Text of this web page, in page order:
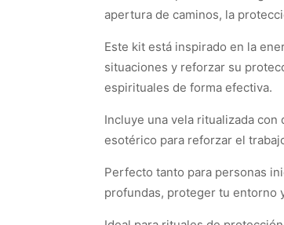
apertura de caminos, la
Este kit está inspirado en la
situaciones y reforzar su
espirituales de forma efectiva.
Incluye una vela ritualizada
esotérico para reforzar el
Perfecto tanto para personas
profundas, proteger tu entorno